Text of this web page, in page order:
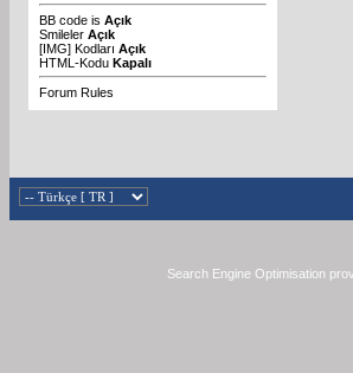
BB code is Açık
Smileler Açık
[IMG] Kodları Açık
HTML-Kodu Kapalı
Forum Rules
Search Engine Optimisation